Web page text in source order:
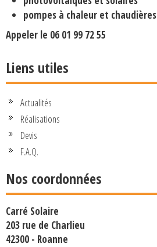
pompes à chaleur et chaudières
Appeler le 06 01 99 72 55
Liens utiles
Actualités
Réalisations
Devis
F.A.Q.
Nos coordonnées
Carré Solaire
203 rue de Charlieu
42300 - Roanne